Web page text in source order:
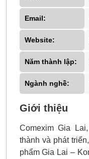
Email:
Website:
Năm thành lập:
Ngành nghề:
Giới thiệu
Comexim Gia
thành và phát
phẩm Gia Lai –